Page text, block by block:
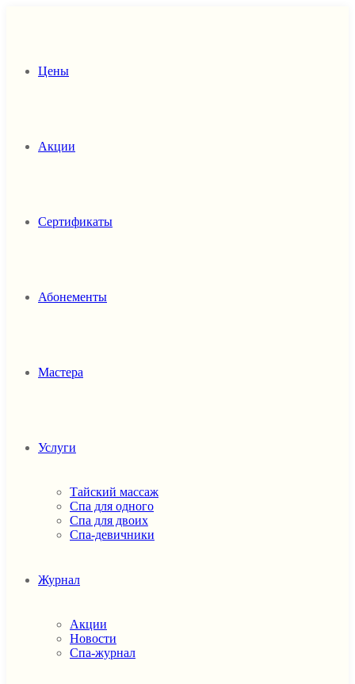
Цены
Акции
Сертификаты
Абонементы
Мастера
Услуги
Тайский массаж
Спа для одного
Спа для двоих
Спа-девичники
Журнал
Акции
Новости
Спа-журнал